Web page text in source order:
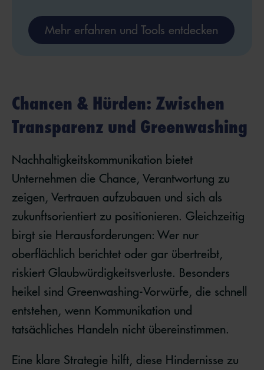
Mehr erfahren und Tools entdecken
Chancen & Hürden: Zwischen
Transparenz und Greenwashing
Nachhaltigkeitskommunikation bietet
Unternehmen die Chance, Verantwortung zu
zeigen, Vertrauen aufzubauen und sich als
zukunftsorientiert zu positionieren. Gleichzeitig
birgt sie Herausforderungen: Wer nur
oberflächlich berichtet oder gar übertreibt,
riskiert Glaubwürdigkeitsverluste. Besonders
heikel sind Greenwashing-Vorwürfe, die schnell
entstehen, wenn Kommunikation und
tatsächliches Handeln nicht übereinstimmen.
Eine klare Strategie hilft, diese Hindernisse zu